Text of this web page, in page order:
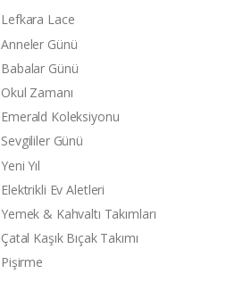
Lefkara Lace
Anneler Günü
Babalar Günü
Okul Zamanı
Emerald Koleksiyonu
Sevgililer Günü
Yeni Yıl
Elektrikli Ev Aletleri
Yemek & Kahvaltı Takımları
Çatal Kaşık Bıçak Takımı
Pişirme